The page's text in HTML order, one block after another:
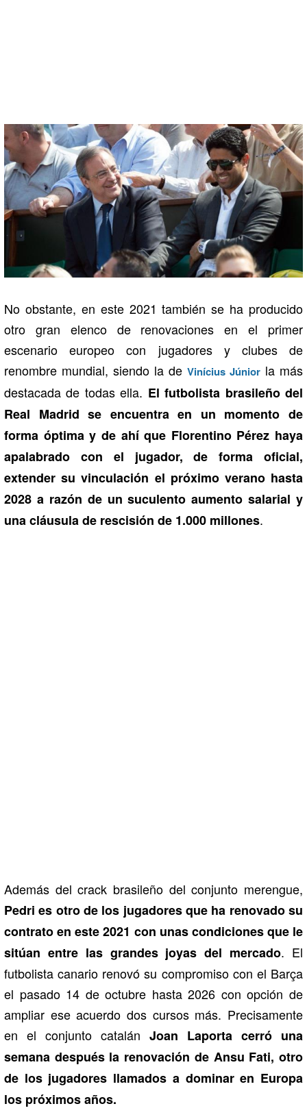
No obstante, en este 2021 también se ha producido
otro gran elenco de renovaciones en el primer
escenario europeo con jugadores y clubes de
renombre mundial, siendo la de Vinícius Júnior la más
destacada de todas ella. El futbolista brasileño del
Real Madrid se encuentra en un momento de
forma óptima y de ahí que Florentino Pérez haya
apalabrado con el jugador, de forma oficial,
extender su vinculación el próximo verano hasta
2028 a razón de un suculento aumento salarial y
una cláusula de rescisión de 1.000 millones.
Además del crack brasileño del conjunto merengue,
Pedri es otro de los jugadores que ha renovado su
contrato en este 2021 con unas condiciones que le
sitúan entre las grandes joyas del mercado. El
futbolista canario renovó su compromiso con el Barça
el pasado 14 de octubre hasta 2026 con opción de
ampliar ese acuerdo dos cursos más. Precisamente
en el conjunto catalán Joan Laporta cerró una
semana después la renovación de Ansu Fati, otro
de los jugadores llamados a dominar en Europa
los próximos años.